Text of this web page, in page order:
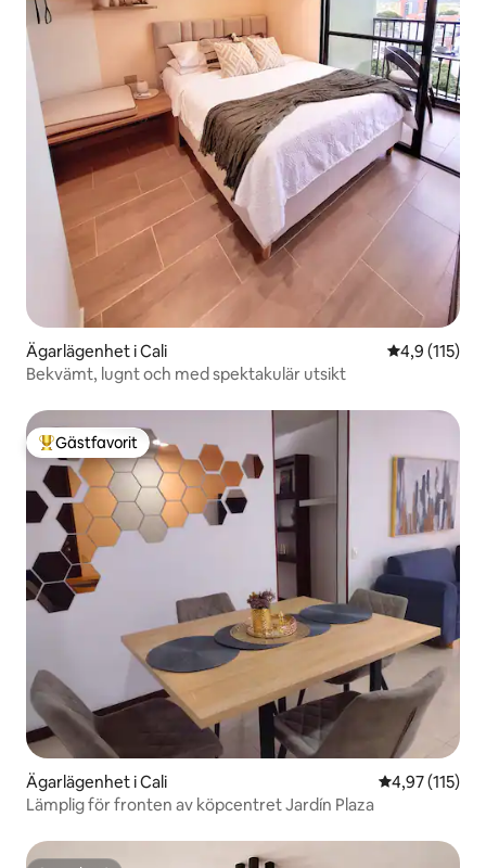
Ägarlägenhet i Cali 4,9 av 5 i
4,9 (115)
Bekvämt, lugnt och med spektakulär utsikt
Populär gästfavorit
Gästfavorit
Ägarlägenhet i Cali 4,97 av 5 i
4,97 (115)
Lämplig för fronten av köpcentret Jardín Plaza